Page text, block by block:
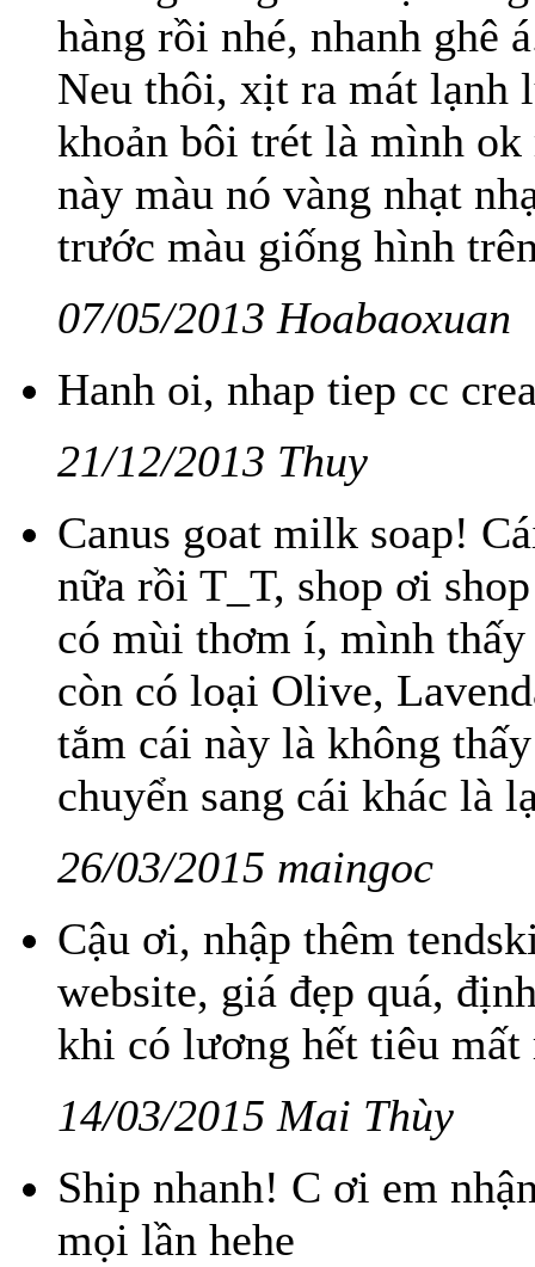
hàng rồi nhé, nhanh ghê
Neu thôi, xịt ra mát lạnh
khoản bôi trét là mình
này màu nó vàng nhạt
trước màu giống hình
07/05/2013 Hoabaoxuan
Hanh oi, nhap tiep cc
21/12/2013 Thuy
Canus goat milk soap!
nữa rồi T_T, shop ơi
có mùi thơm í, mình thấy
còn có loại Olive,
tắm cái này là không
chuyển sang cái khác là
26/03/2015 maingoc
Cậu ơi, nhập thêm
website, giá đẹp quá,
khi có lương hết tiêu
14/03/2015 Mai Thùy
Ship nhanh! C ơi em
mọi lần hehe